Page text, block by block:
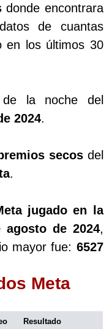
donde encontrara
de cuantas
en los últimos 30
la noche del
2024.
secosdel
.
jugado en la
de 2024,
mayor fue: 6527
Meta
Resultado